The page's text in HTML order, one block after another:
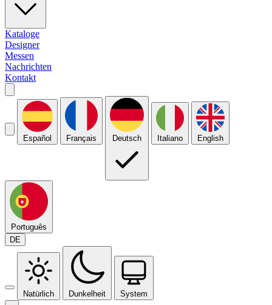
Kataloge
Designer
Messen
Nachrichten
Kontakt
Español Français Deutsch Italiano English
Português
DE
Natürlich Dunkelheit System